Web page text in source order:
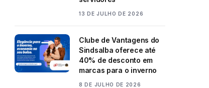
13 DE JULHO DE 2026
Clube de Vantagens do
Sindsalba oferece até
40% de desconto em
marcas para o inverno
8 DE JULHO DE 2026